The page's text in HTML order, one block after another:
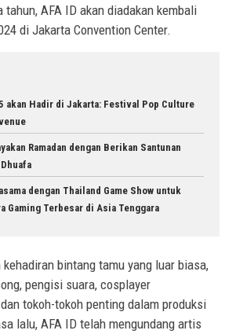
AFA ID akan diadakan kembali
di Jakarta Convention Center​​​​.
akan Hadir di Jakarta: Festival Pop Culture
Ramadan dengan Berikan Santunan
dengan Thailand Game Show untuk
Gaming Terbesar di Asia Tenggara
bintang tamu yang luar biasa,
pengisi suara, cosplayer
tokoh-tokoh penting dalam produksi
lalu, AFA ID telah mengundang artis